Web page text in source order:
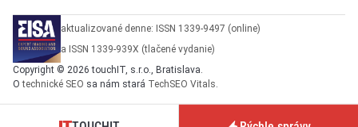
aktualizované denne: ISSN 1339-9497 (online)
a ISSN 1339-939X (tlačené vydanie)
Copyright © 2026 touchIT, s.r.o., Bratislava.
Otechnické SEO sa nám stará TechSEO Vitals.